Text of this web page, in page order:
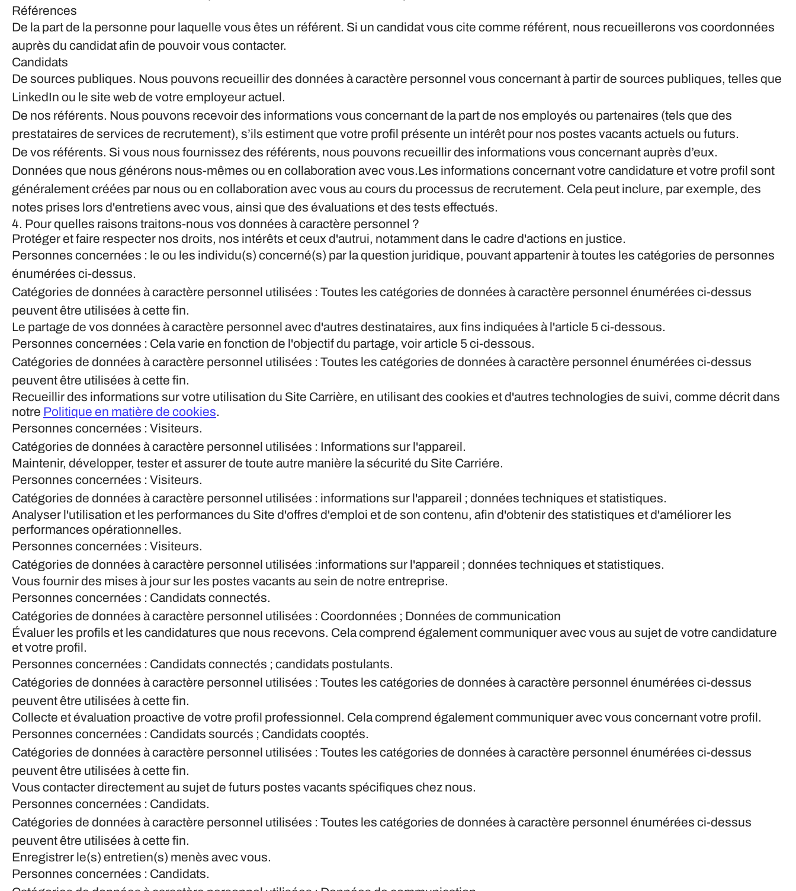
Références
De la part de la personne pour laquelle vous êtes un référent. Si un candidat vous cite comme référent, nous recueillerons vos coordonnées
auprès du candidat afin de pouvoir vous contacter.
Candidats
De sources publiques. Nous pouvons recueillir des données à caractère personnel vous concernant à partir de sources publiques, telles que
LinkedIn ou le site web de votre employeur actuel.
De nos référents. Nous pouvons recevoir des informations vous concernant de la part de nos employés ou partenaires (tels que des
prestataires de services de recrutement), s’ils estiment que votre profil présente un intérêt pour nos postes vacants actuels ou futurs.
De vos référents. Si vous nous fournissez des référents, nous pouvons recueillir des informations vous concernant auprès d’eux.
Données que nous générons nous-mêmes ou en collaboration avec vous.Les informations concernant votre candidature et votre profil sont
généralement créées par nous ou en collaboration avec vous au cours du processus de recrutement. Cela peut inclure, par exemple, des
notes prises lors d'entretiens avec vous, ainsi que des évaluations et des tests effectués.
4. Pour quelles raisons traitons-nous vos données à caractère personnel ?
Protéger et faire respecter nos droits, nos intérêts et ceux d'autrui, notamment dans le cadre d'actions en justice.
Personnes concernées : le ou les individu(s) concerné(s) par la question juridique, pouvant appartenir à toutes les catégories de personnes
énumérées ci-dessus.
Catégories de données à caractère personnel utilisées : Toutes les catégories de données à caractère personnel énumérées ci-dessus
peuvent être utilisées à cette fin.
Le partage de vos données à caractère personnel avec d'autres destinataires, aux fins indiquées à l'article 5 ci-dessous.
Personnes concernées : Cela varie en fonction de l'objectif du partage, voir article 5 ci-dessous.
Catégories de données à caractère personnel utilisées : Toutes les catégories de données à caractère personnel énumérées ci-dessus
peuvent être utilisées à cette fin.
Recueillir des informations sur votre utilisation du Site Carrière, en utilisant des cookies et d'autres technologies de suivi, comme décrit dans
notre Politique en matière de cookies.
Personnes concernées : Visiteurs.
Catégories de données à caractère personnel utilisées : Informations sur l'appareil.
Maintenir, développer, tester et assurer de toute autre manière la sécurité du Site Carriére.
Personnes concernées : Visiteurs.
Catégories de données à caractère personnel utilisées : informations sur l'appareil ; données techniques et statistiques.
Analyser l'utilisation et les performances du Site d'offres d'emploi et de son contenu, afin d'obtenir des statistiques et d'améliorer les
performances opérationnelles.
Personnes concernées : Visiteurs.
Catégories de données à caractère personnel utilisées :informations sur l'appareil ; données techniques et statistiques.
Vous fournir des mises à jour sur les postes vacants au sein de notre entreprise.
Personnes concernées : Candidats connectés.
Catégories de données à caractère personnel utilisées : Coordonnées ; Données de communication
Évaluer les profils et les candidatures que nous recevons. Cela comprend également communiquer avec vous au sujet de votre candidature
et votre profil.
Personnes concernées : Candidats connectés ; candidats postulants.
Catégories de données à caractère personnel utilisées : Toutes les catégories de données à caractère personnel énumérées ci-dessus
peuvent être utilisées à cette fin.
Collecte et évaluation proactive de votre profil professionnel. Cela comprend également communiquer avec vous concernant votre profil.
Personnes concernées : Candidats sourcés ; Candidats cooptés.
Catégories de données à caractère personnel utilisées : Toutes les catégories de données à caractère personnel énumérées ci-dessus
peuvent être utilisées à cette fin.
Vous contacter directement au sujet de futurs postes vacants spécifiques chez nous.
Personnes concernées : Candidats.
Catégories de données à caractère personnel utilisées : Toutes les catégories de données à caractère personnel énumérées ci-dessus
peuvent être utilisées à cette fin.
Enregistrer le(s) entretien(s) menès avec vous.
Personnes concernées : Candidats.